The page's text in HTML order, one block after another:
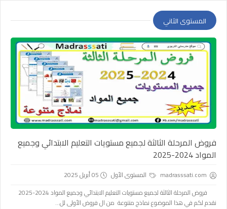
المستوى الثاني
فروض المرحلة الثالثة لجميع مستويات التعليم الابتدائي وجميع
المواد 2024-2025
madrasssati.com المستوى الأول
05 أبريل 2025
فروض المرحلة الثالثة لجميع مستويات التعليم الابتدائي وجميع المواد 2024-2025
نقدم لكم في هذا الموضوع نماذج متنوعة من ال فروض الأولى لل...